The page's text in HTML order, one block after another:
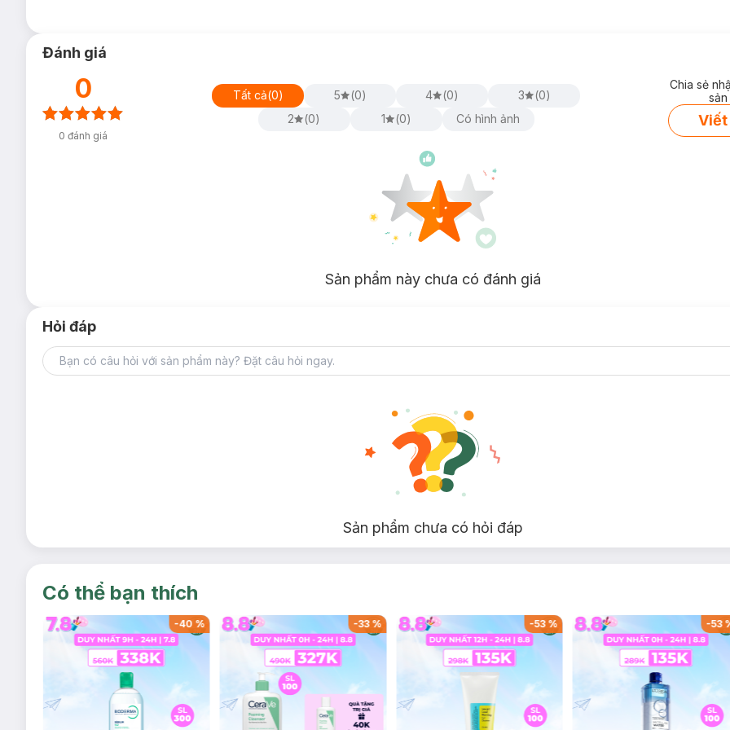
Gen Nịt Bụng Cao Cấp Bảo Nhiênlà sản phẩm với thiết kệ tiện dụng và thông minh nhằm giúp định hình vòng bụng, tiêu tan
người sử dụng. Sau khi chườm muối nóng, đối với phụ nữa sau sinh, đặc biệt là sinh mổ thì việc sử dụng
- Sử dụng càng sớm, hiệu quả càng cao
- Kết quả mang lại nhanh hay chậm tùy thuộc vào liệu trình sử dụng và cơ địa từng người
Bảo quản:
Bảo quản ở nơi khô ráo, tránh ánh nắng mặt trời trực tiếp.
Bộ sản phẩm bao gồm:
- 3 hộp Muối Chườm Lưng Thảo Dược 850g
Đánh giá
0
0 đánh giá
Tất cả(0) 5 (0) 4 (0) 3 (0)
2
(0) 1 (0) Có hình ảnh
Chia sẻ
Viết
Sản phẩm này chưa có đánh giá
Hỏi đáp
Sản phẩm chưa có hỏi đáp
Có thể bạn thích
-53% -59% -36% -40